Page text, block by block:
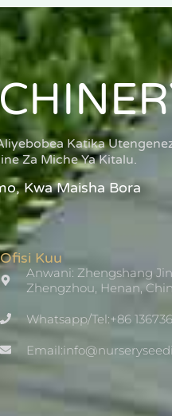
Katika
Za Miche Ya Kitalu.
Kwa Maisha Bora
Ofisi Kuu
Anwani: Zhengshang
Zhengzhou, Henan,
Whatsapp/Tel:+86